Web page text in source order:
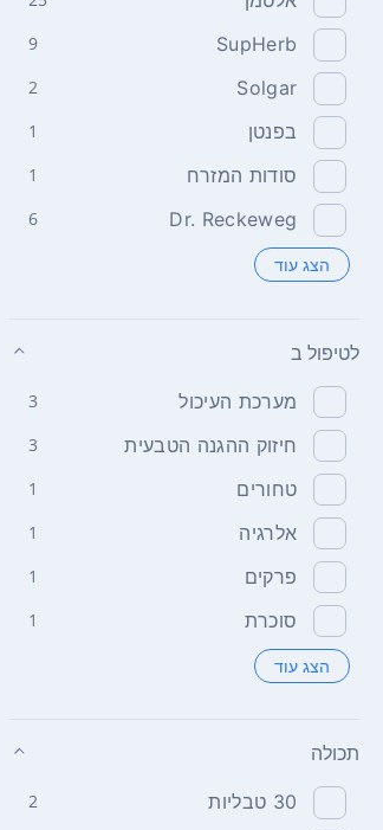
SupHerb
9
Solgar
2
בפנטן 1
סודות המזרח 1
Dr. Reckeweg
6
הצג עוד
לטיפול ב
מערכת העיכול 3
חיזוק ההגנה הטבעית 3
טחורים 1
אלרגיה 1
פרקים 1
סוכרת 1
הצג עוד
תכולה
30 טבליות 2